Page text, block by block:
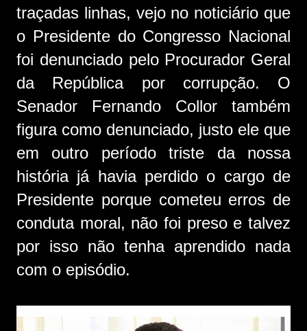
traçadas linhas, vejo no noticiário que
o Presidente do Congresso Nacional
foi denunciado pelo Procurador Geral
da República por corrupção. O
Senador Fernando Collor também
figura como denunciado, justo ele que
em outro período triste da nossa
história já havia perdido o cargo de
Presidente porque cometeu erros de
conduta moral, não foi preso e talvez
por isso não tenha aprendido nada
com o episódio.